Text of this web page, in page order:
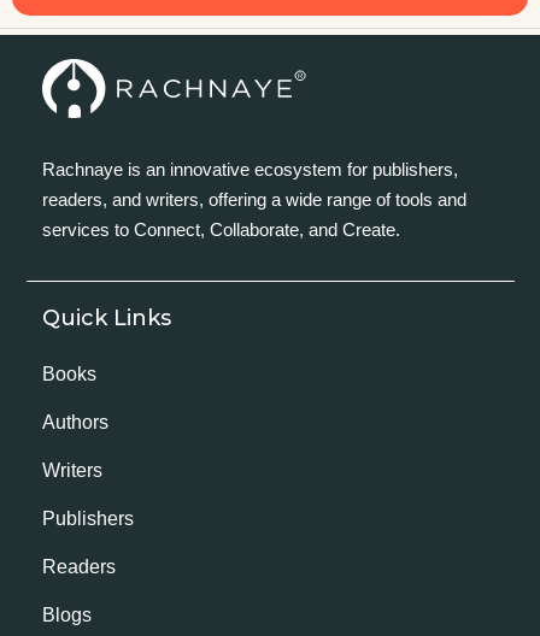
Rachnaye is an innovative ecosystem for publishers,
readers, and writers, offering a wide range of tools and
services to Connect, Collaborate, and Create.
Quick Links
Books
Authors
Writers
Publishers
Readers
Blogs